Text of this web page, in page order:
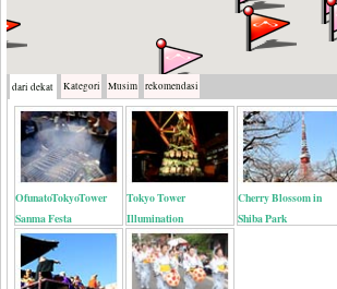
dari dekat Kategori Musim rekomendasi
OfunatoTokyoTower
Sanma Festa
Tokyo Tower
Illumination
Cherry Blossom in
Shiba Park